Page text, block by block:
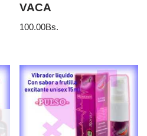
VACA
100.00Bs.